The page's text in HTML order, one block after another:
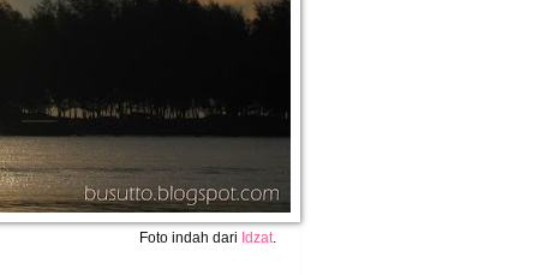
Foto indah dari Idzat